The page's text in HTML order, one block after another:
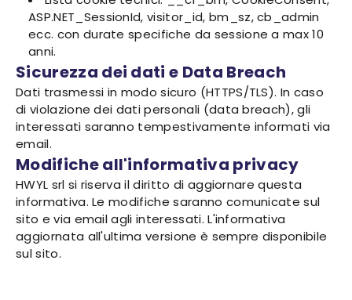
ASP.NET_SessionId, visitor_id, bm_sz, cb_admin
ecc. con durate specifiche da sessione a max 10
anni.
Sicurezza dei dati e Data Breach
Dati trasmessi in modo sicuro (HTTPS/TLS). In caso
di violazione dei dati personali (data breach), gli
interessati saranno tempestivamente informati via
email.
Modifiche all'informativa privacy
HWYL srl si riserva il diritto di aggiornare questa
informativa. Le modifiche saranno comunicate sul
sito e via email agli interessati. L'informativa
aggiornata all'ultima versione è sempre disponibile
sul sito.